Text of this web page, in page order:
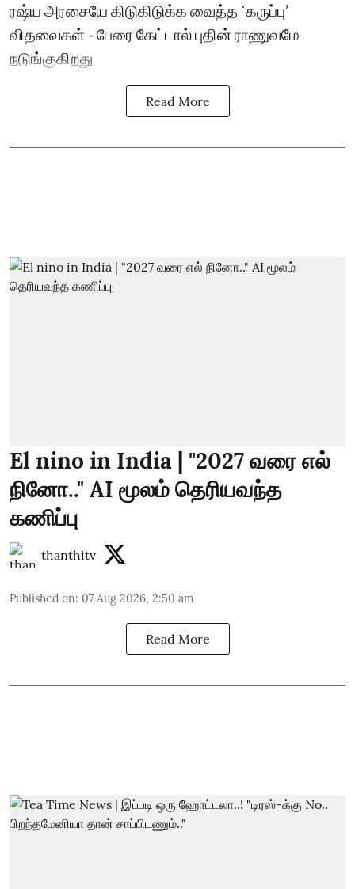
ரஷ்ய அரசையே கிடுகிடுக்க வைத்த `கருப்பு’
விதவைகள் - பேரை கேட்டால் புதின் ராணுவமே
நடுங்குகிறது
Read More
El nino in India | "2027 வரை எல்
நினோ.." AI மூலம் தெரியவந்த
கணிப்பு
thanthitv
Published on: 07 Aug 2026, 2:50 am
Read More